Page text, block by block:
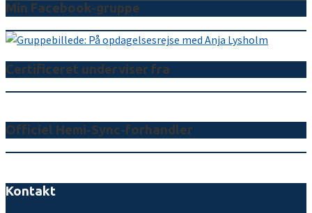
Min Facebook-gruppe
Certificeret underviser fra
Officiel Hemi-Sync-forhandler
Kontakt